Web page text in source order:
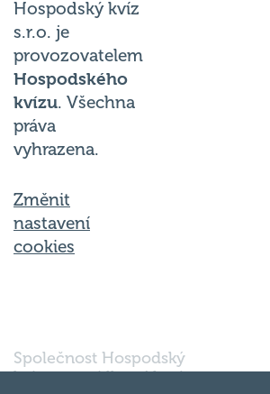
Hospodský kvíz
s.r.o. je
provozovatelem
Hospodského
kvízu. Všechna
práva
vyhrazena.
Změnit
nastavení
cookies
Společnost Hospodský
kvíz s.r.o., sídlem Nové